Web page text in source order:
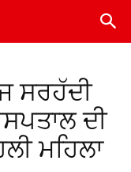
ਸਰਹੱਦੀ
ਦੀ
ਮਹਿਲਾ